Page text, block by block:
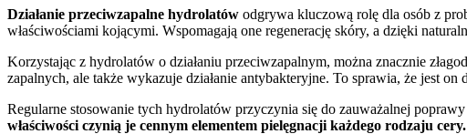
Działanie przeciwzapalne hydrolatów odgrywa kluczową rolę dla osób z
właściwościami kojącymi. Wspomagają one regenerację skóry, a dzięki
Korzystając z hydrolatów o działaniu przeciwzapalnym, można znacznie
zapalnych, ale także wykazuje działanie antybakteryjne. To sprawia, że jest
Regularne stosowanie tych hydrolatów przyczynia się do zauważalnej
właściwości czynią je cennym elementem pielęgnacji każdego rodzaju cery.